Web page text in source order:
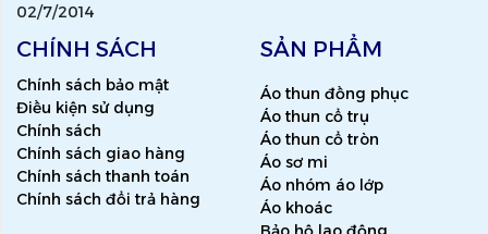
02/7/2014
CHÍNH SÁCH
Chính sách bảo mật
Điều kiện sử dụng
Chính sách
Chính sách giao hàng
Chính sách thanh toán
Chính sách đổi trả hàng
SẢN PHẨM
Áo thun đồng phục
Áo thun cổ trụ
Áo thun cổ tròn
Áo sơ mi
Áo nhóm áo lớp
Áo khoác